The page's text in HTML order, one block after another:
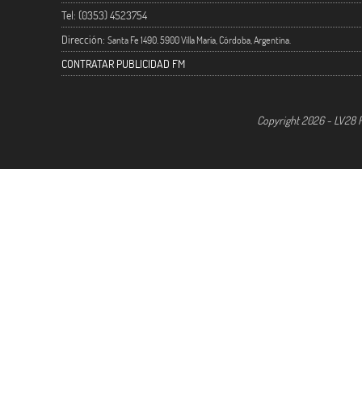
Tel: (0353) 4523754
Dirección: Santa Fe 1490. 5900 Villa María, Córdoba, Argentina.
CONTRATAR PUBLICIDAD FM
Copyright 2026 - LV28